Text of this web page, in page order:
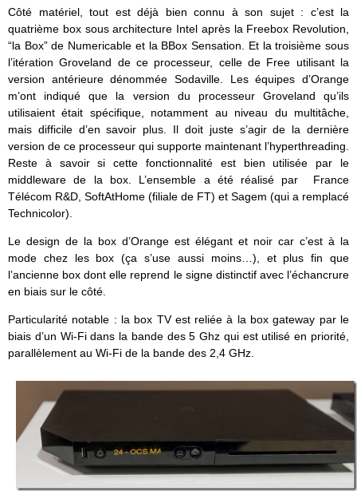
Côté matériel, tout est déjà bien connu à son sujet : c’est la
quatrième box sous architecture Intel après la Freebox Revolution,
“la Box” de Numericable et la BBox Sensation. Et la troisième sous
l’itération Groveland de ce processeur, celle de Free utilisant la
version antérieure dénommée Sodaville. Les équipes d’Orange
m’ont indiqué que la version du processeur Groveland qu’ils
utilisaient était spécifique, notamment au niveau du multitâche,
mais difficile d’en savoir plus. Il doit juste s’agir de la dernière
version de ce processeur qui supporte maintenant l’hyperthreading.
Reste à savoir si cette fonctionnalité est bien utilisée par le
middleware de la box. L’ensemble a été réalisé par France
Télécom R&D, SoftAtHome (filiale de FT) et Sagem (qui a remplacé
Technicolor).
Le design de la box d’Orange est élégant et noir car c’est à la
mode chez les box (ça s’use aussi moins…), et plus fin que
l’ancienne box dont elle reprend le signe distinctif avec l’échancrure
en biais sur le côté.
Particularité notable : la box TV est reliée à la box gateway par le
biais d’un Wi-Fi dans la bande des 5 Ghz qui est utilisé en priorité,
parallèlement au Wi-Fi de la bande des 2,4 GHz.